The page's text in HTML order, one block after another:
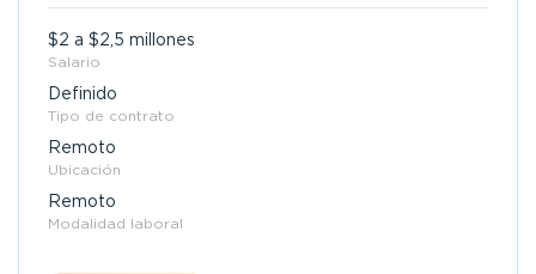
$2 a $2,5 millones
Salario
Definido
Tipo de contrato
Remoto
Ubicación
Remoto
Modalidad laboral